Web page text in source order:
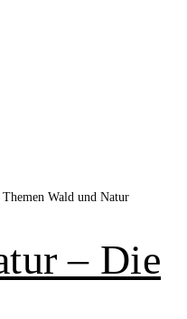
Wald und Natur
– Die